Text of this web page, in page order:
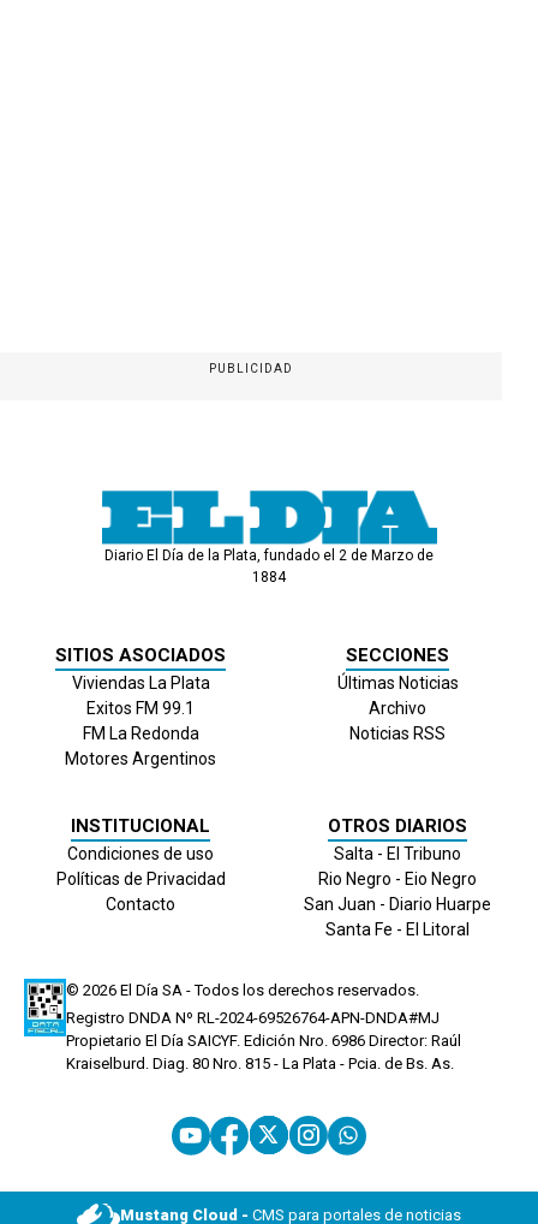
PUBLICIDAD
Diario El Día de la Plata, fundado el 2 de Marzo de
1884
SITIOS ASOCIADOS
Viviendas La Plata
Exitos FM 99.1
FM La Redonda
Motores Argentinos
SECCIONES
Últimas Noticias
Archivo
Noticias RSS
INSTITUCIONAL
Condiciones de uso
Políticas de Privacidad
Contacto
OTROS DIARIOS
Salta - El Tribuno
Rio Negro - Eio Negro
San Juan - Diario Huarpe
Santa Fe - El Litoral
© 2026 El Día SA - Todos los derechos reservados.
Registro DNDA Nº RL-2024-69526764-APN-DNDA#MJ
Propietario El Día SAICYF. Edición Nro. 6986 Director: Raúl
Kraiselburd. Diag. 80 Nro. 815 - La Plata - Pcia. de Bs. As.
Mustang Cloud - CMS para portales de noticias